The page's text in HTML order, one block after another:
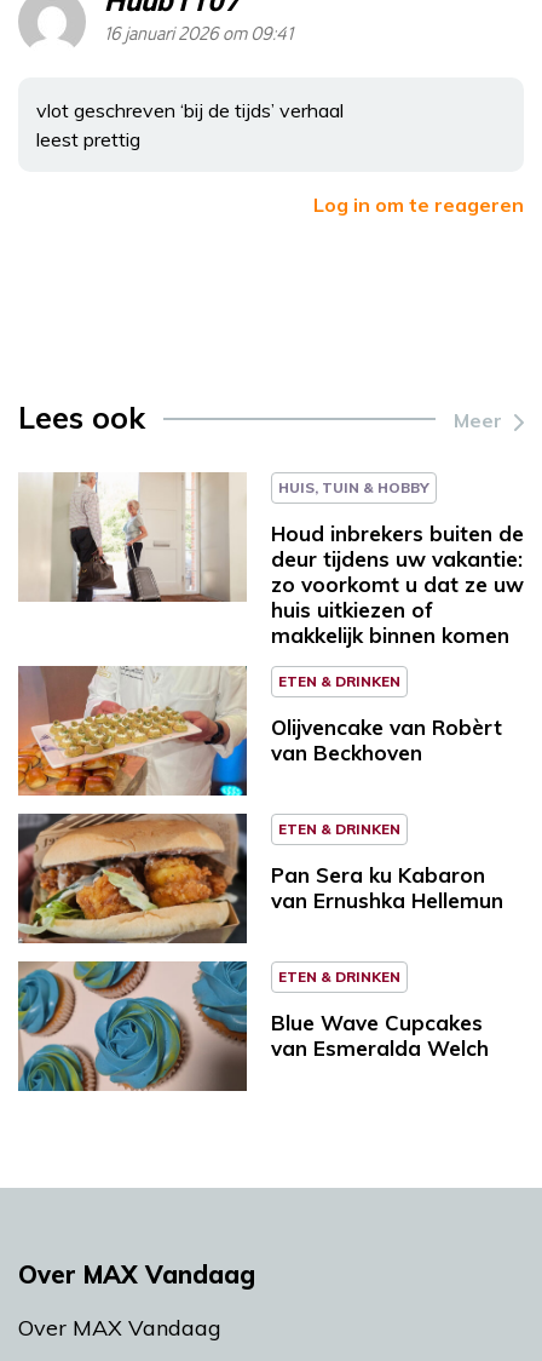
16 januari 2026 om 09:41
vlot geschreven ‘bij de tijds’ verhaal
leest prettig
Log in om te reageren
Lees ook Meer
HUIS, TUIN & HOBBY
Houd inbrekers buiten de
deur tijdens uw vakantie:
zo voorkomt u dat ze uw
huis uitkiezen of
makkelijk binnen komen
ETEN & DRINKEN
Olijvencake van Robèrt
van Beckhoven
ETEN & DRINKEN
Pan Sera ku Kabaron
van Ernushka Hellemun
ETEN & DRINKEN
Blue Wave Cupcakes
van Esmeralda Welch
Over MAX Vandaag
Over MAX Vandaag